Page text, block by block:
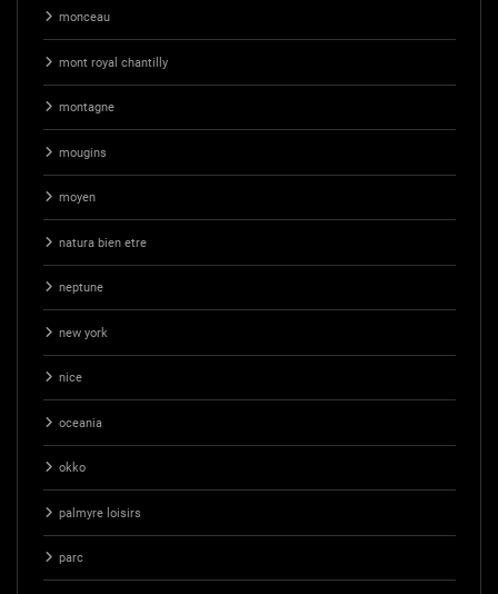
monceau
mont royal chantilly
montagne
mougins
moyen
natura bien etre
neptune
new york
nice
oceania
okko
palmyre loisirs
parc